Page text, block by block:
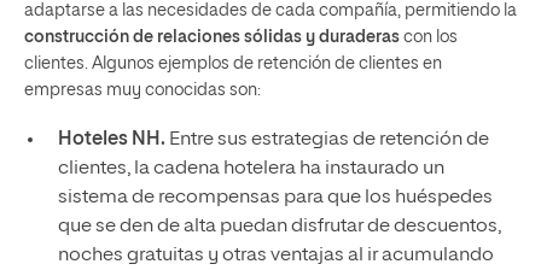
adaptarse a las necesidades de cada compañía, permitiendo la
construcción de relaciones sólidas y duraderas con los
clientes. Algunos ejemplos de retención de clientes en
empresas muy conocidas son:
Hoteles NH. Entre sus estrategias de retención de
clientes, la cadena hotelera ha instaurado un
sistema de recompensas para que los huéspedes
que se den de alta puedan disfrutar de descuentos,
noches gratuitas y otras ventajas al ir acumulando